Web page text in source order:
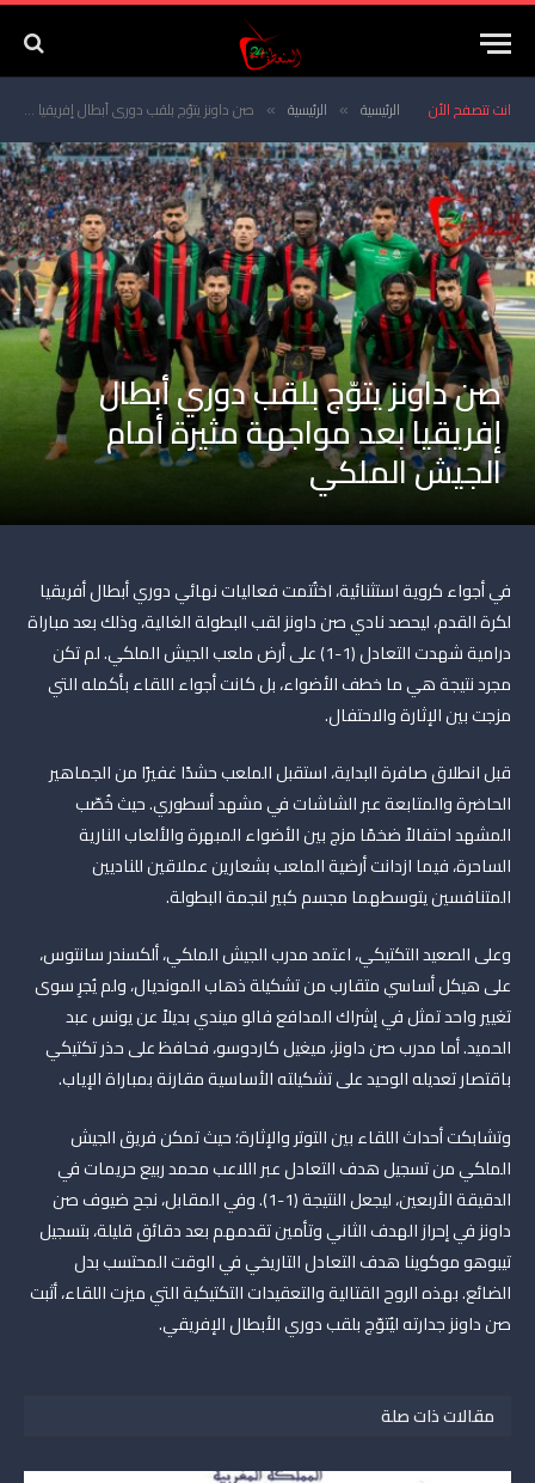
انت تتصفح الأن الرئيسية » الرئيسية » صن داونز يتوّج بلقب دوري أبطال إفريقيا بعد مواجهة مثيرة أمام الجيش الملكي
صن داونز يتوّج بلقب دوري أبطال
إفريقيا بعد مواجهة مثيرة أمام
الجيش الملكي
في أجواء كروية استثنائية، اختُتمت فعاليات نهائي دوري أبطال أفريقيا
لكرة القدم، ليحصد نادي صن داونز لقب البطولة الغالية، وذلك بعد مباراة
درامية شهدت التعادل (1-1) على أرض ملعب الجيش الملكي. لم تكن
مجرد نتيجة هي ما خطف الأضواء، بل كانت أجواء اللقاء بأكمله التي
مزجت بين الإثارة والاحتفال.
قبل انطلاق صافرة البداية، استقبل الملعب حشدًا غفيرًا من الجماهير
الحاضرة والمتابعة عبر الشاشات في مشهد أسطوري. حيث خُصّب
المشهد احتفالاً ضخمًا مزج بين الأضواء المبهرة والألعاب النارية
الساحرة، فيما ازدانت أرضية الملعب بشعارين عملاقين للناديين
المتنافسين يتوسطهما مجسم كبير لنجمة البطولة.
وعلى الصعيد التكتيكي، اعتمد مدرب الجيش الملكي، ألكسندر سانتوس،
على هيكل أساسي متقارب من تشكيلة ذهاب المونديال، ولم يُجرِ سوى
تغيير واحد تمثل في إشراك المدافع فالو ميندي بديلاً عن يونس عبد
الحميد. أما مدرب صن داونز، ميغيل كاردوسو، فحافظ على حذر تكتيكي
باقتصار تعديله الوحيد على تشكيلته الأساسية مقارنة بمباراة الإياب.
وتشابكت أحداث اللقاء بين التوتر والإثارة؛ حيث تمكن فريق الجيش
الملكي من تسجيل هدف التعادل عبر اللاعب محمد ربيع حريمات في
الدقيقة الأربعين، ليجعل النتيجة (1-1). وفي المقابل، نجح ضيوف صن
داونز في إحراز الهدف الثاني وتأمين تقدمهم بعد دقائق قليلة، بتسجيل
تيبوهو موكوينا هدف التعادل التاريخي في الوقت المحتسب بدل
الضائع. بهذه الروح القتالية والتعقيدات التكتيكية التي ميزت اللقاء، أثبت
صن داونز جدارته ليُتوّج بلقب دوري الأبطال الإفريقي.
مقالات ذات صلة